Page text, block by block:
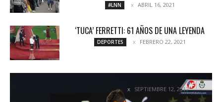
#LNN ABRIL 16, 2021
‘TUCA’ FERRETTI: 61 AÑOS DE UNA LEYENDA
DEPORTES FEBRERO 22, 2021
NI SANTOS NI DIABLOS EN EL TSM
NOTICIAS SEPTIEMBRE 12, 2017